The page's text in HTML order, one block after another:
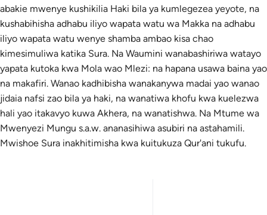
abakie mwenye kushikilia Haki bila ya kumlegezea yeyote, na
kushabihisha adhabu iliyo wapata watu wa Makka na adhabu
iliyo wapata watu wenye shamba ambao kisa chao
kimesimuliwa katika Sura. Na Waumini wanabashiriwa watayo
yapata kutoka kwa Mola wao Mlezi: na hapana usawa baina yao
na makafiri. Wanao kadhibisha wanakanywa madai yao wanao
jidaia nafsi zao bila ya haki, na wanatiwa khofu kwa kuelezwa
hali yao itakavyo kuwa Akhera, na wanatishwa. Na Mtume wa
Mwenyezi Mungu s.a.w. ananasihiwa asubiri na astahamili.
Mwishoe Sura inakhitimisha kwa kuitukuza Qur'ani tukufu.